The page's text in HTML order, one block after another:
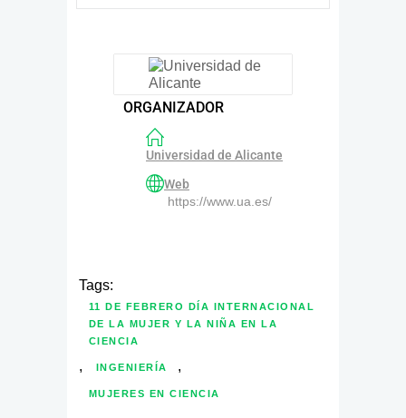
ORGANIZADOR
Universidad de Alicante
Web
https://www.ua.es/
Tags:
11 DE FEBRERO DÍA INTERNACIONAL
DE LA MUJER Y LA NIÑA EN LA
CIENCIA
, INGENIERÍA ,
MUJERES EN CIENCIA